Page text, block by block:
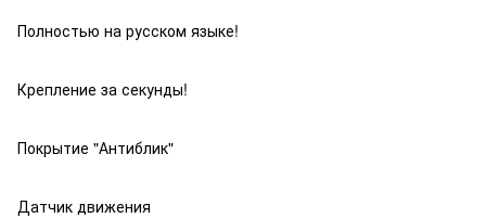
Полностью на русском языке!
Крепление за секунды!
Покрытие "Антиблик"
Датчик движения